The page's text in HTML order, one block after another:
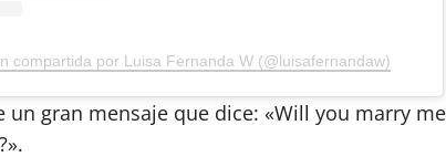
compartida por Luisa Fernanda W (@luisafernandaw)
un gran mensaje que dice: «Will you marry